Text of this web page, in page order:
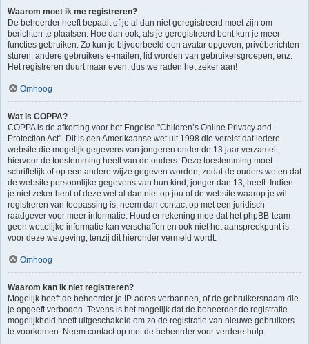
Waarom moet ik me registreren?
De beheerder heeft bepaalt of je al dan niet geregistreerd moet zijn om
berichten te plaatsen. Hoe dan ook, als je geregistreerd bent kun je meer
functies gebruiken. Zo kun je bijvoorbeeld een avatar opgeven, privéberichten
sturen, andere gebruikers e-mailen, lid worden van gebruikersgroepen, enz.
Het registreren duurt maar even, dus we raden het zeker aan!
Omhoog
Wat is COPPA?
COPPA is de afkorting voor het Engelse "Children’s Online Privacy and
Protection Act". Dit is een Amerikaanse wet uit 1998 die vereist dat iedere
website die mogelijk gegevens van jongeren onder de 13 jaar verzamelt,
hiervoor de toestemming heeft van de ouders. Deze toestemming moet
schriftelijk of op een andere wijze gegeven worden, zodat de ouders weten dat
de website persoonlijke gegevens van hun kind, jonger dan 13, heeft. Indien
je niet zeker bent of deze wet al dan niet op jou of de website waarop je wil
registreren van toepassing is, neem dan contact op met een juridisch
raadgever voor meer informatie. Houd er rekening mee dat het phpBB-team
geen wettelijke informatie kan verschaffen en ook niet het aanspreekpunt is
voor deze wetgeving, tenzij dit hieronder vermeld wordt.
Omhoog
Waarom kan ik niet registreren?
Mogelijk heeft de beheerder je IP-adres verbannen, of de gebruikersnaam die
je opgeeft verboden. Tevens is het mogelijk dat de beheerder de registratie
mogelijkheid heeft uitgeschakeld om zo de registratie van nieuwe gebruikers
te voorkomen. Neem contact op met de beheerder voor verdere hulp.